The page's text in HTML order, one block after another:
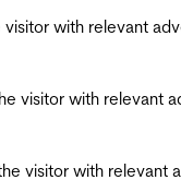
with relevant
visitor with relevant
visitor with